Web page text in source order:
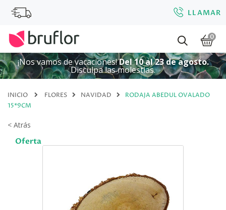
LLAMAR
0
¡Nos vamos de vacaciones!Del 10 al 23 de agosto.
Disculpa las molestias.
INICIO FLORES NAVIDAD
RODAJA ABEDUL OVALADO
15*9CM
< Atrás
Oferta